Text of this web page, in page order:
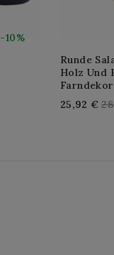
-10%
Runde
Holz Und
25,92 €